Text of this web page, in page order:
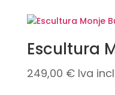
Escultura
249,00 € Iva